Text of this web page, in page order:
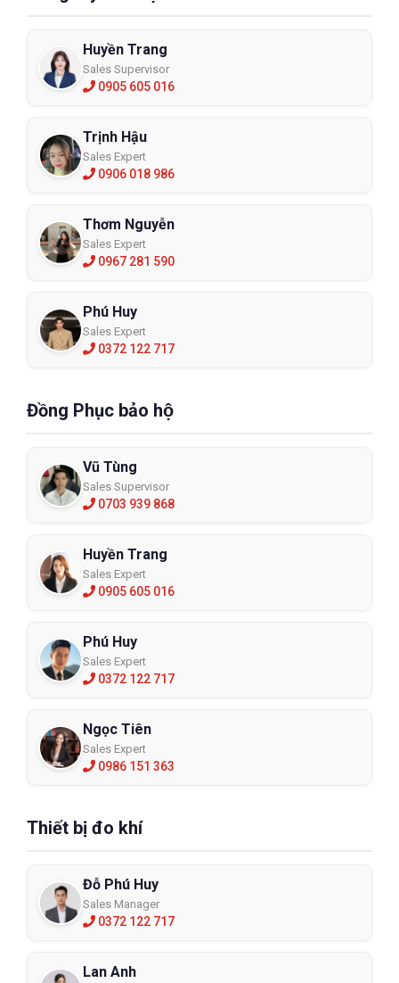
Huyền Trang
Sales Supervisor
0905 605 016
Trịnh Hậu
Sales Expert
0906 018 986
Thơm Nguyễn
Sales Expert
0967 281 590
Phú Huy
Sales Expert
0372 122 717
Đồng Phục bảo hộ
Vũ Tùng
Sales Supervisor
0703 939 868
Huyền Trang
Sales Expert
0905 605 016
Phú Huy
Sales Expert
0372 122 717
Ngọc Tiên
Sales Expert
0986 151 363
Thiết bị đo khí
Đỗ Phú Huy
Sales Manager
0372 122 717
Lan Anh